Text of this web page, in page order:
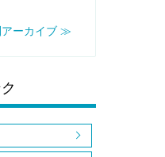
アーカイブ ≫